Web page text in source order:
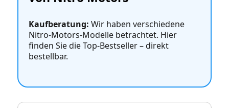
Kaufberatung: Wir haben verschiedene
Nitro‑Motors‑Modelle betrachtet. Hier
finden Sie die Top‑Bestseller – direkt
bestellbar.